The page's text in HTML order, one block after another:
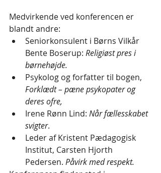
Medvirkende ved konferencen er
blandt andre:
Seniorkonsulent i Børns Vilkår
Bente Boserup: Religiøst pres i
børnehøjde.
Psykolog og forfatter til bogen,
Forklædt – pæne psykopater og
deres ofre,
Irene Rønn Lind: Når fællesskabet
svigter.
Leder af Kristent Pædagogisk
Institut, Carsten Hjorth
Pedersen. Påvirk med respekt.